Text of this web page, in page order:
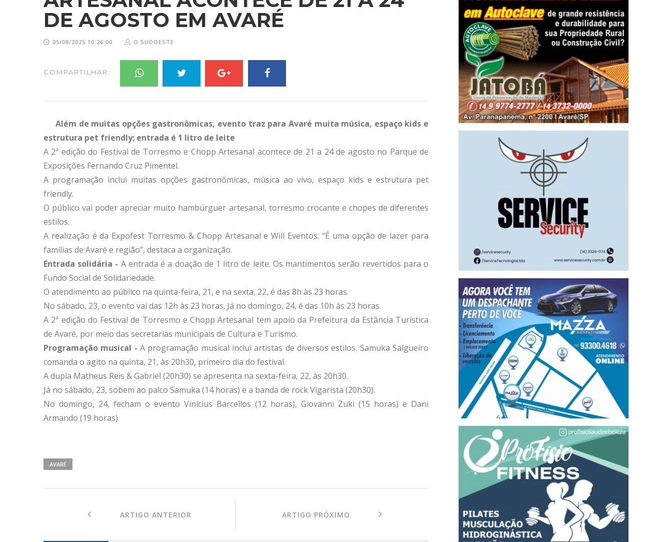
DE AGOSTO EM AVARÉ
05/08/2025 10:26:00 O SUDOESTE
COMPARTILHAR:
Além de muitas opções gastronômicas, evento traz para Avaré muita música, espaço kids e
estrutura pet friendly; entrada é 1 litro de leite
A 2ª edição do Festival de Torresmo e Chopp Artesanal acontece de 21 a 24 de agosto no Parque de
Exposições Fernando Cruz Pimentel.
A programação inclui muitas opções gastronômicas, música ao vivo, espaço kids e estrutura pet
friendly.
O público vai poder apreciar muito hambúrguer artesanal, torresmo crocante e chopes de diferentes
estilos.
A realização é da Expofest Torresmo & Chopp Artesanal e Will Eventos. “É uma opção de lazer para
famílias de Avaré e região”, destaca a organização.
Entrada solidária - A entrada é a doação de 1 litro de leite. Os mantimentos serão revertidos para o
Fundo Social de Solidariedade.
O atendimento ao público na quinta-feira, 21, e na sexta, 22, é das 8h às 23 horas.
No sábado, 23, o evento vai das 12h às 23 horas. Já no domingo, 24, é das 10h às 23 horas.
A 2ª edição do Festival de Torresmo e Chopp Artesanal tem apoio da Prefeitura da Estância Turística
de Avaré, por meio das secretarias municipais de Cultura e Turismo.
Programação musical - A programação musical inclui artistas de diversos estilos. Samuka Salgueiro
comanda o agito na quinta, 21, às 20h30, primeiro dia do festival.
A dupla Matheus Reis & Gabriel (20h30) se apresenta na sexta-feira, 22, às 20h30.
Já no sábado, 23, sobem ao palco Samuka (14 horas) e a banda de rock Vigarista (20h30).
No domingo, 24, fecham o evento Vinícius Barcellos (12 horas), Giovanni Zuki (15 horas) e Dani
Armando (19 horas).
AVARÉ
ARTIGO ANTERIOR ARTIGO PRÓXIMO